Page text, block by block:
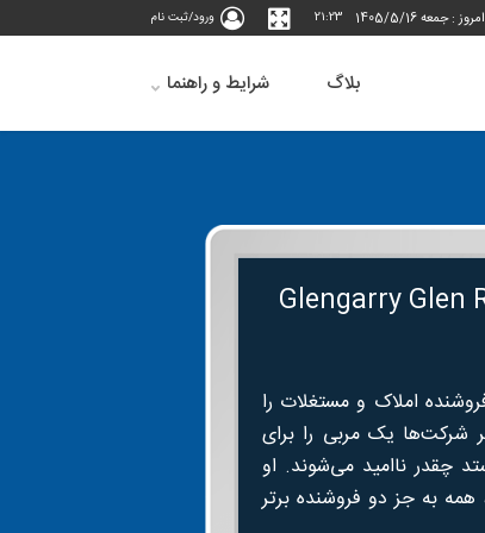
امروز : جمعه 1405/5/16 21:23 ورود/ثبت نام
بلاگ شرایط و راهنما
املاک و مستغلات را
شرکت‌ها یک مربی را برای
چقدر ناامید می‌شوند. او
به جز دو فروشنده برتر